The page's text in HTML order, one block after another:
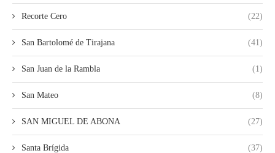
Recorte Cero (22)
San Bartolomé de Tirajana (41)
San Juan de la Rambla (1)
San Mateo (8)
SAN MIGUEL DE ABONA (27)
Santa Brígida (37)